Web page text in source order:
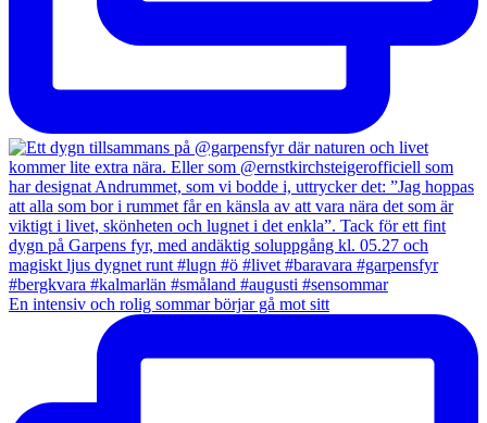
En intensiv och rolig sommar börjar gå mot sitt